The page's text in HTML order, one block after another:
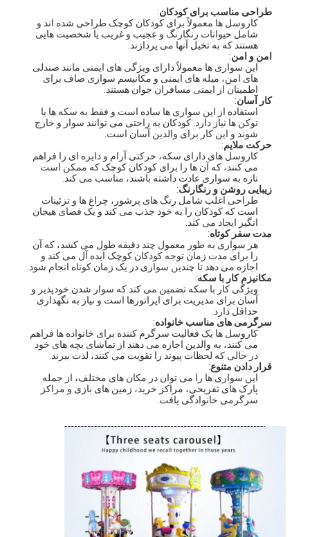
خونه
محصولات
درباره ما
تور کارخانه
کنترل کیفیت
درخواست نقل قول
طراحی مناسب برای کودکان:
کاروسل ها معمولاً برای کودکان کوچک طراحی شده اند و
شامل حیوانات رنگارنگ و عجیب و غریب یا شخصیت هایی
هستند که به تخیل آنها می پردازند.
امن و امن:
این سواری ها معمولاً دارای ویژگی های ایمنی مانند صندلی
های امن، میله های ایمنی و مکانیسم سواری صاف برای
اطمینان از ایمنی مسافران جوان هستند.
کار آسان:
استفاده از این سواری ها ساده است و فقط به سکه ها یا
توکن ها نیاز دارد. کودکان به راحتی می توانند سوار و خارج
شوند و این کار برای والدین آسان است.
حرکت ملایم:
کاروسل های دارای سکه، حرکتی آرام و دایره ای را فراهم
می کنند، که آن ها را برای کودکان کوچک که ممکن است
تازه به سواری عادت داشته باشند، مناسب می کند.
زیبایی روشن و رنگارنگ:
طراحی اغلب شامل رنگ های پرشور، چراغ ها و تزئینات
است که کودکان را به خود جذب می کند و یک فضای هیجان
انگیز ایجاد می کند.
مدت سفر کوتاه:
هر سواری به طور معمول چند دقیقه طول می کشد، که آن
را برای مدت زمان توجه کودکان کوچک ایده آل می کند و
اجازه می دهد تا چندین سواری در یک زمان کوتاه انجام شود.
مکانیزم کار با سکه:
ویژگی کار با سکه تضمین می کند که سوار شدن خودپذیر و
آسان برای مدیریت برای اپراتورها است و نیاز به نگهداری
حداقل دارد.
سرگرمی های مناسب خانواده:
کاروسل ها یک فعالیت سرگرم کننده برای خانواده ها فراهم
می کنند، به والدین اجازه می دهند از تماشای بچه های خود
در حالی که لحظات پیوند را تقویت می کنند، لذت ببرند.
قرار دادن متنوع:
این سواری ها را می توان در مکان های مختلف، از جمله
پارک های تفریحی، مراکز خرید، زمین های بازی و مراکز
سرگرمی خانوادگی یافت.